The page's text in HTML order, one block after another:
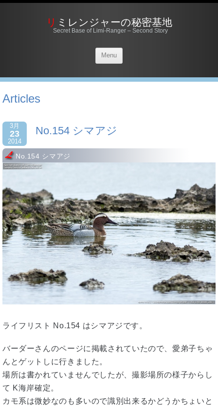
リミレンジャーの秘密基地
Secret Base of Limi-Ranger – Second Story
Menu
Articles
3月
23
2014
No.154 シマアジ
No.154 シマアジ
ライフリスト No.154 はシマアジです。
バーダーさんのページに掲載されていたので、愛弟子ちゃ
んとゲットしに行きました。
場所は書かれていませんでしたが、撮影場所の様子からし
て K海岸確定。
カモ系は微妙なのも多いので識別出来るかどうかちょいと